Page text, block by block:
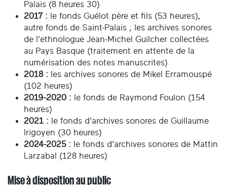
Palais (8 heures 30)
2017 : le fonds Guélot père et fils (53 heures),
autre fonds de Saint-Palais ; les archives sonores
de l'ethnologue Jean-Michel Guilcher collectées
au Pays Basque (traitement en attente de la
numérisation des notes manuscrites)
2018 : les archives sonores de Mikel Erramouspé
(102 heures)
2019-2020 : le fonds de Raymond Foulon (154
heures)
2021 : le fonds d'archives sonores de Guillaume
Irigoyen (30 heures)
2024-2025 : le fonds d'archives sonores de Mattin
Larzabal (128 heures)
Mise à disposition au public